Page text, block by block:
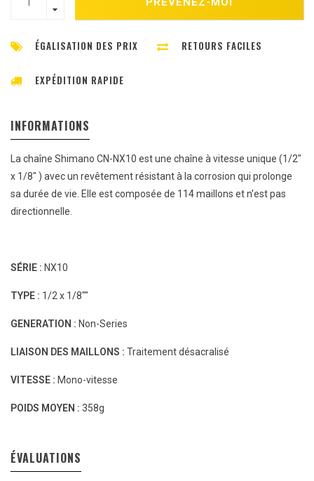
ÉGALISATION DES PRIX RETOURS FACILES
EXPÉDITION RAPIDE
INFORMATIONS
La chaîne Shimano CN-NX10 est une chaîne à vitesse unique (1/2"
x 1/8" ) avec un revêtement résistant à la corrosion qui prolonge
sa durée de vie. Elle est composée de 114 maillons et n'est pas
directionnelle.
SÉRIE : NX10
TYPE : 1/2 x 1/8""
GENERATION : Non-Series
LIAISON DES MAILLONS : Traitement désacralisé
VITESSE : Mono-vitesse
POIDS MOYEN : 358g
ÉVALUATIONS